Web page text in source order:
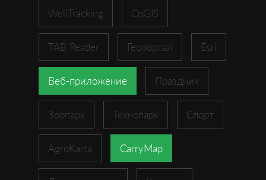
WellTracking CoGIS
TAB Reader Геопортал Esri
Веб-приложение Праздник
Зоопарк Технопарк Спорт
AgroKarta CarryMap